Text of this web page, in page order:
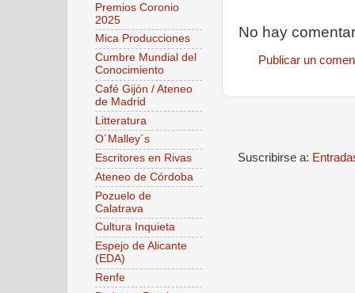
No hay
Publicar un
Suscribirse a:
Premios Coronio
2025
Mica Producciones
Cumbre Mundial del
Conocimiento
Café Gijón / Ateneo
de Madrid
Litteratura
O´Malley´s
Escritores en Rivas
Ateneo de Córdoba
Pozuelo de
Calatrava
Cultura Inquieta
Espejo de Alicante
(EDA)
Renfe